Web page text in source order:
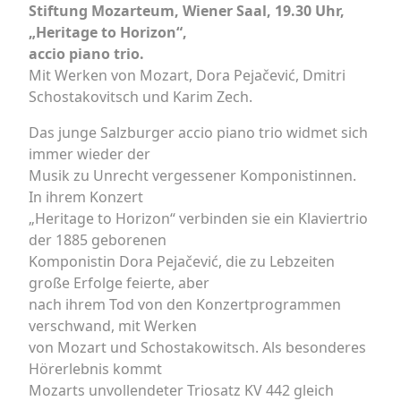
Stiftung Mozarteum, Wiener Saal, 19.30 Uhr,
„Heritage to Horizon“,
accio piano trio.
Mit Werken von Mozart, Dora Pejačević, Dmitri
Schostakovitsch und Karim Zech.
Das junge Salzburger accio piano trio widmet sich
immer wieder der
Musik zu Unrecht vergessener Komponistinnen.
In ihrem Konzert
„Heritage to Horizon“ verbinden sie ein Klaviertrio
der 1885 geborenen
Komponistin Dora Pejačević, die zu Lebzeiten
große Erfolge feierte, aber
nach ihrem Tod von den Konzertprogrammen
verschwand, mit Werken
von Mozart und Schostakowitsch. Als besonderes
Hörerlebnis kommt
Mozarts unvollendeter Triosatz KV 442 gleich